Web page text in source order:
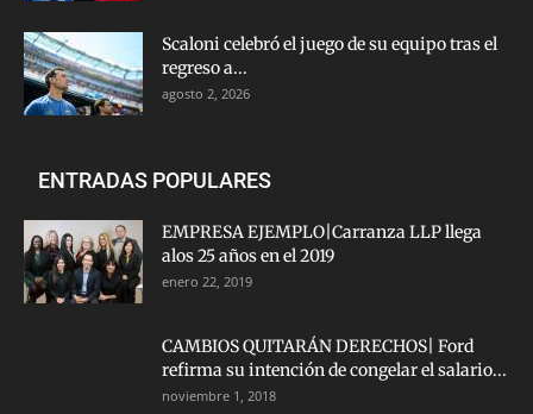
Scaloni celebró el juego de su equipo tras el
regreso a...
agosto 2, 2026
ENTRADAS POPULARES
EMPRESA EJEMPLO|Carranza LLP llega
alos 25 años en el 2019
enero 22, 2019
CAMBIOS QUITARÁN DERECHOS| Ford
refirma su intención de congelar el salario...
noviembre 1, 2018